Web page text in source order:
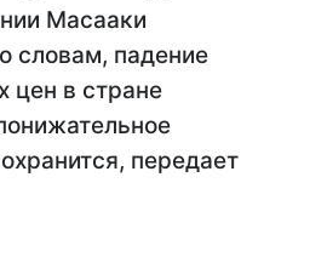
Масааки
словам, падение
цен в стране
передает